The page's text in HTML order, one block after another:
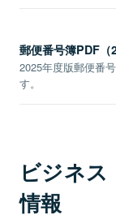
郵便番号簿PDF（
2025年度版郵便番
す。
ビジネ
情報